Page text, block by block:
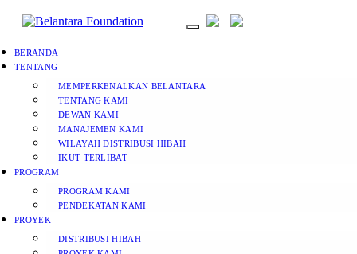
BERANDA
TENTANG
MEMPERKENALKAN BELANTARA
TENTANG KAMI
DEWAN KAMI
MANAJEMEN KAMI
WILAYAH DISTRIBUSI HIBAH
IKUT TERLIBAT
PROGRAM
PROGRAM KAMI
PENDEKATAN KAMI
PROYEK
DISTRIBUSI HIBAH